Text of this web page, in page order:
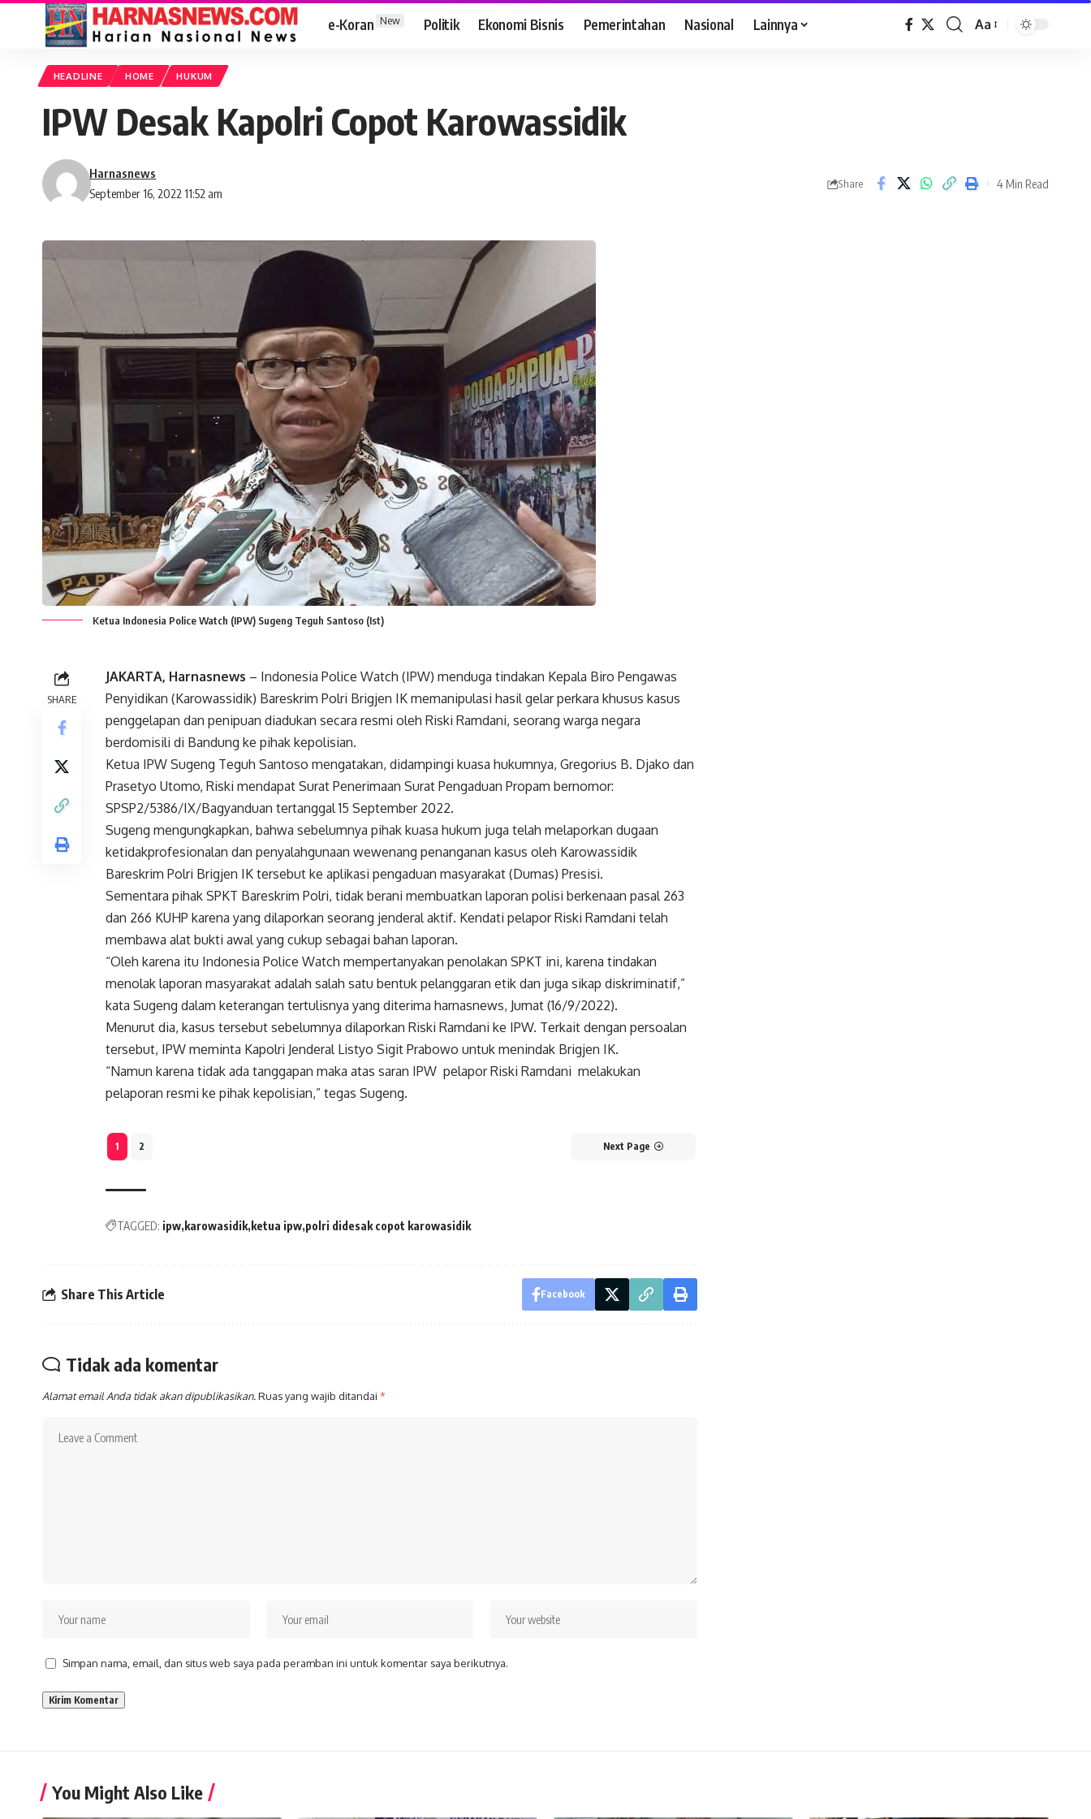
e-Koran New Politik Ekonomi Bisnis Pemerintahan Nasional Lainnya Aa
HEADLINE HOME HUKUM
IPW Desak Kapolri Copot Karowassidik
September 16, 2022 11:52 am
Harnasnews
Share 4 Min Read
Ketua Indonesia Police Watch (IPW) Sugeng Teguh Santoso (Ist)
SHARE
JAKARTA, Harnasnews – Indonesia Police Watch (IPW) menduga tindakan Kepala Biro Pengawas
Penyidikan (Karowassidik) Bareskrim Polri Brigjen IK memanipulasi hasil gelar perkara khusus kasus
penggelapan dan penipuan diadukan secara resmi oleh Riski Ramdani, seorang warga negara
berdomisili di Bandung ke pihak kepolisian.
Ketua IPW Sugeng Teguh Santoso mengatakan, didampingi kuasa hukumnya, Gregorius B. Djako dan
Prasetyo Utomo, Riski mendapat Surat Penerimaan Surat Pengaduan Propam bernomor:
SPSP2/5386/IX/Bagyanduan tertanggal 15 September 2022.
Sugeng mengungkapkan, bahwa sebelumnya pihak kuasa hukum juga telah melaporkan dugaan
ketidakprofesionalan dan penyalahgunaan wewenang penanganan kasus oleh Karowassidik
Bareskrim Polri Brigjen IK tersebut ke aplikasi pengaduan masyarakat (Dumas) Presisi.
Sementara pihak SPKT Bareskrim Polri, tidak berani membuatkan laporan polisi berkenaan pasal 263
dan 266 KUHP karena yang dilaporkan seorang jenderal aktif. Kendati pelapor Riski Ramdani telah
membawa alat bukti awal yang cukup sebagai bahan laporan.
“Oleh karena itu Indonesia Police Watch mempertanyakan penolakan SPKT ini, karena tindakan
menolak laporan masyarakat adalah salah satu bentuk pelanggaran etik dan juga sikap diskriminatif,”
kata Sugeng dalam keterangan tertulisnya yang diterima harnasnews, Jumat (16/9/2022).
Menurut dia, kasus tersebut sebelumnya dilaporkan Riski Ramdani ke IPW. Terkait dengan persoalan
tersebut, IPW meminta Kapolri Jenderal Listyo Sigit Prabowo untuk menindak Brigjen IK.
“Namun karena tidak ada tanggapan maka atas saran IPW pelapor Riski Ramdani melakukan
pelaporan resmi ke pihak kepolisian,” tegas Sugeng.
1 2 Next Page
TAGGED: ipw karowasidik ketua ipw polri didesak copot karowasidik
Share This Article Facebook
Tidak ada komentar
Alamat email Anda tidak akan dipublikasikan.Ruas yang wajib ditandai *
Simpan nama, email, dan situs web saya pada peramban ini untuk komentar saya berikutnya.
You Might Also Like